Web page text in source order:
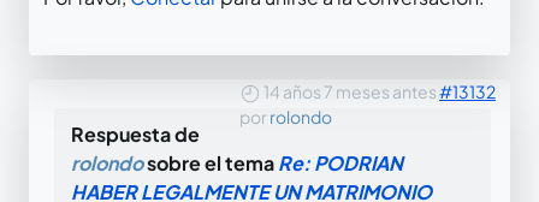
14 años 7 meses antes#13132
porrolondo
Respuesta de
rolondosobre el temaRe: PODRIAN
HABER LEGALMENTE UN MATRIMONIO